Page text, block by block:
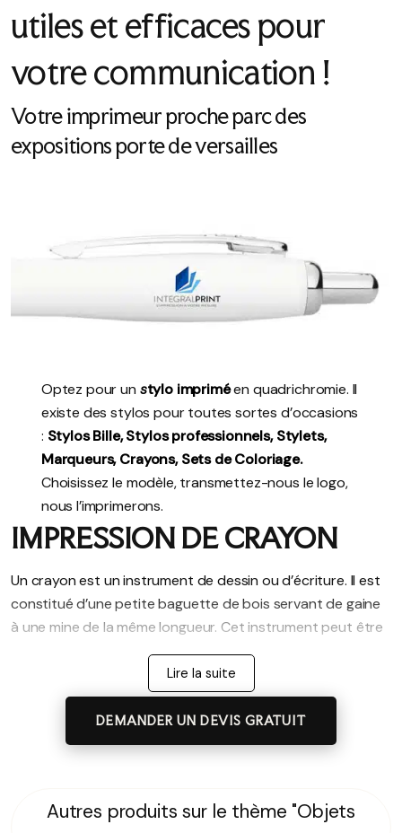
utiles et efficaces pour
votre communication !
Votre imprimeur proche parc des
expositions porte de versailles
Optez pour un stylo impriméen quadrichromie. Il
existe des stylos pour toutes sortes d’occasions
: Stylos Bille, Stylos professionnels, Stylets,
Marqueurs, Crayons, Sets de Coloriage.
Choisissez le modèle, transmettez-nous le logo,
nous l’imprimerons.
IMPRESSION DE CRAYON
Un crayon est un instrument de dessin ou d’écriture. Il est
constitué d’une petite baguette de bois servant de gaine
à une mine de la même longueur. Cet instrument peut être
personnalisé à travers ses couleurs, designs, logos ou
dessins et vendre des produits à travers son emballage.
IMPRESSION DE
MARQUEURS
Un marqueur est un instrument, un crayon feutre qui trace
de larges traits. Ces marqueurs, comme des crayons et
Lire la suite
DEMANDER UN DEVIS GRATUIT
Autres produits sur le thème "Objets